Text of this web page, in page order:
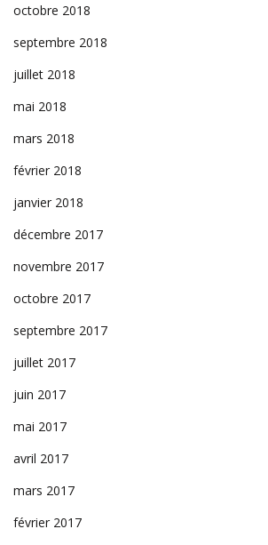
octobre 2018
septembre 2018
juillet 2018
mai 2018
mars 2018
février 2018
janvier 2018
décembre 2017
novembre 2017
octobre 2017
septembre 2017
juillet 2017
juin 2017
mai 2017
avril 2017
mars 2017
février 2017